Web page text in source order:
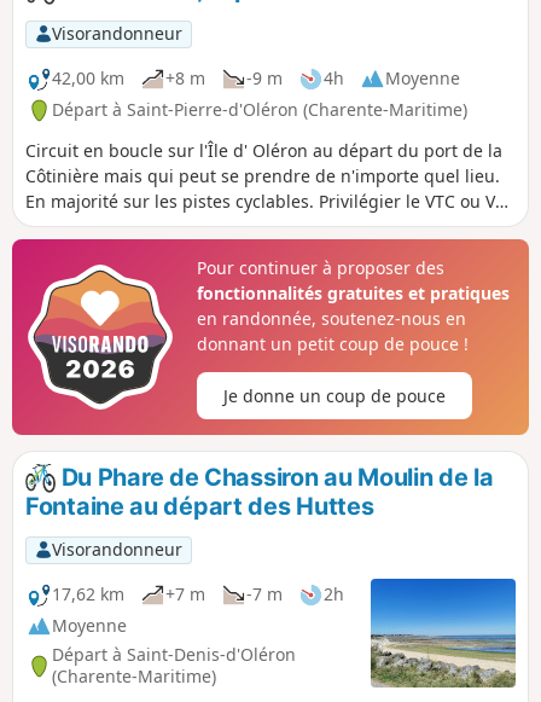
Visorandonneur
42,00 km
+8 m -9 m 4h
Moyenne
Départ à Saint-Pierre-d'Oléron (Charente-Maritime)
Circuit en boucle sur l'Île d' Oléron au départ du port de la
Côtinière mais qui peut se prendre de n'importe quel lieu.
En majorité sur les pistes cyclables. Privilégier le VTC ou VTT
plus confortable sur ce terrain qu'un vélo de route.
Pour continuer à proposer des
fonctionnalités gratuites et pratiques
en randonnée, soutenez-nous en
donnant un petit coup de pouce !
Je donne un coup de pouce
Du Phare de Chassiron au Moulin de la
Fontaine au départ des Huttes
Visorandonneur
17,62 km
+7 m -7 m
2h
Moyenne
Départ à Saint-Denis-d'Oléron
(Charente-Maritime)